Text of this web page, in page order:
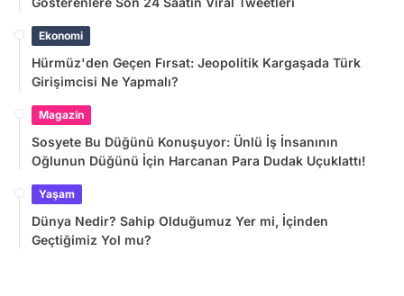
Ekonomi
Hürmüz'den Geçen Fırsat: Jeopolitik Kargaşada Türk
Girişimcisi Ne Yapmalı?
Magazin
Sosyete Bu Düğünü Konuşuyor: Ünlü İş İnsanının
Oğlunun Düğünü İçin Harcanan Para Dudak Uçuklattı!
Yaşam
Dünya Nedir? Sahip Olduğumuz Yer mi, İçinden
Geçtiğimiz Yol mu?